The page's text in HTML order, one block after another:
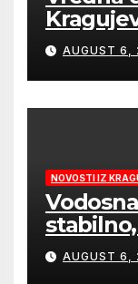
mobilni
vredne
AUGUST 6,
NOVOSTI IZ
AUGUST 6,